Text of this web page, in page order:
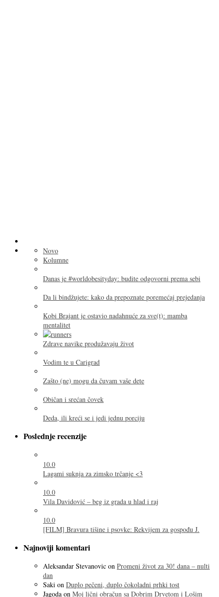
Novo
Kolumne
Danas je #worldobesityday: budite odgovorni prema sebi
Da li bindžujete: kako da prepoznate poremećaj prejedanja
Kobi Brajant je ostavio nadahnuće za sve(t): mamba
mentalitet
Zdrave navike produžavaju život
Vodim te u Carigrad
Zašto (ne) mogu da čuvam vaše dete
Običan i srećan čovek
Deda, ili kreći se i jedi jednu porciju
Poslednje recenzije
10.0
Lagami suknja za zimsko trčanje <3
10.0
Vila Davidović – beg iz grada u hlad i raj
10.0
[FILM] Bravura tišine i psovke: Rekvijem za gospođu J.
Najnoviji komentari
Aleksandar Stevanovic on Promeni život za 30! dana – nulti
dan
Saki on Duplo pečeni, duplo čokoladni prhki tost
Jagoda on Moj lični obračun sa Dobrim Drvetom i Lošim